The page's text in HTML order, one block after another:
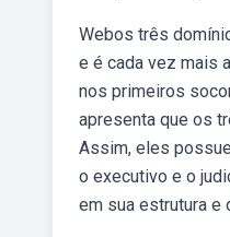
Webos três
e é cada vez mais
nos primeiros
apresenta que os
Assim, eles
o executivo e o
em sua estrutura